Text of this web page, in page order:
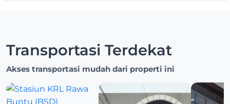
Transportasi Terdekat
Akses transportasi mudah dari properti ini